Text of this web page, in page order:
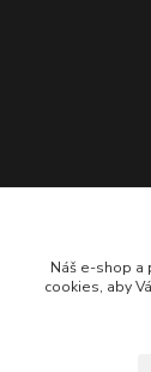
+421 905
Náš e-shop a
cookies, aby